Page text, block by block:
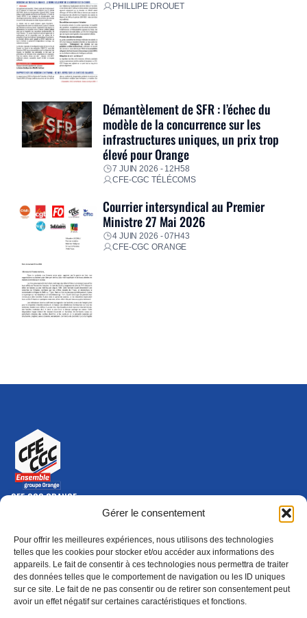
Gérer le consentement
Pour offrir les meilleures expériences, nous utilisons des technologies
telles que les cookies pour stocker et/ou accéder aux informations des
appareils. Le fait de consentir à ces technologies nous permettra de traiter
des données telles que le comportement de navigation ou les ID uniques
sur ce site. Le fait de ne pas consentir ou de retirer son consentement peut
avoir un effet négatif sur certaines caractéristiques et fonctions.
PHILLIPE DROUET
Démantèlement de SFR : l’échec du
modèle de la concurrence sur les
infrastructures uniques, un prix trop
élevé pour Orange
7 JUIN 2026 - 12H58
CFE-CGC TÉLÉCOMS
Courrier intersyndical au Premier
Ministre 27 Mai 2026
4 JUIN 2026 - 07H43
CFE-CGC ORANGE
CFE-CGC ORANGE
10-12 rue Saint Amand, 75015 Paris Cedex 15
Nous contacter
01 46 79 28 74
S'ABONNER(NOUVELLE FENÊTRE)
ADHÉRER
Épargne
(nouvelle fenêtre) Formation
(nouvelle fenêtre)